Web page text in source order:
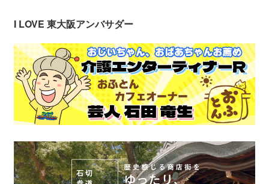
I LOVE 東大阪アンバサダー